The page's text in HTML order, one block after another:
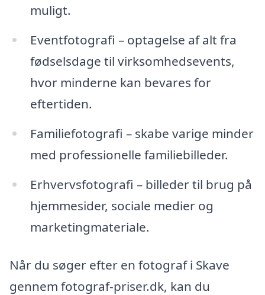
muligt.
Eventfotografi – optagelse af alt fra
fødselsdage til virksomhedsevents,
hvor minderne kan bevares for
eftertiden.
Familiefotografi – skabe varige minder
med professionelle familiebilleder.
Erhvervsfotografi – billeder til brug på
hjemmesider, sociale medier og
marketingmateriale.
Når du søger efter en fotograf i Skave
gennem fotograf-priser.dk, kan du